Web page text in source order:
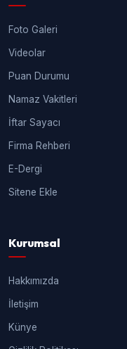
Foto Galeri
Videolar
Puan Durumu
Namaz Vakitleri
İftar Sayacı
Firma Rehberi
E-Dergi
Sitene Ekle
Kurumsal
Hakkımızda
İletişim
Künye